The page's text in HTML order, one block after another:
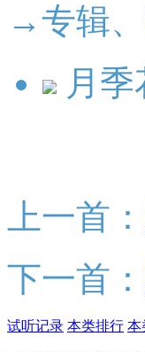
→专辑
月
上一首：
下一首：
试听记录 本类排行 本